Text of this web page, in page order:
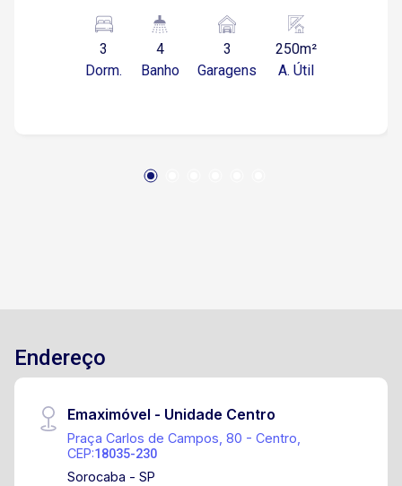
hidromassagem Sacadas em todos os quartos
e salas Todo modulado, com ar condicionado
em todos os ambientes 3 vagas de garagem
Eugênio Salerno, conectando-se a outras ruas e
3
Dorm.
4
Banho
3
Garagens
250m²
A. Útil
Endereço
Emaximóvel - Unidade Centro
Praça Carlos de Campos, 80 - Centro,
CEP:18035-230
Sorocaba - SP